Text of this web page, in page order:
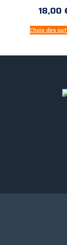
18,00
Choix des